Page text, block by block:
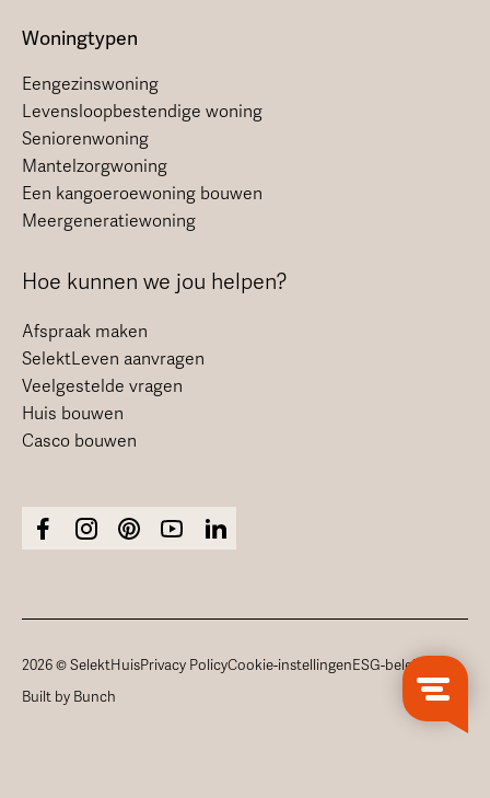
Woningtypen
Eengezinswoning
Levensloopbestendige woning
Seniorenwoning
Mantelzorgwoning
Een kangoeroewoning bouwen
Meergeneratiewoning
Hoe kunnen we jou helpen?
Afspraak maken
SelektLeven aanvragen
Veelgestelde vragen
Huis bouwen
Casco bouwen
2026 © SelektHuisPrivacy PolicyCookie-instellingenESG-beleid
Built by Bunch